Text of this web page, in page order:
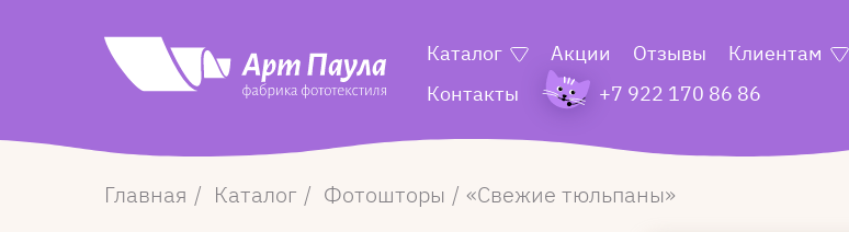
Каталог Акции Отзывы Клиентам
Контакты
+7 922 170 86 86
Главная Каталог Фотошторы Свежие тюльпаны